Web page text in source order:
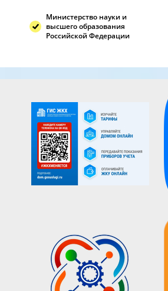
Министерство науки и
высшего образования
Российской Федерации